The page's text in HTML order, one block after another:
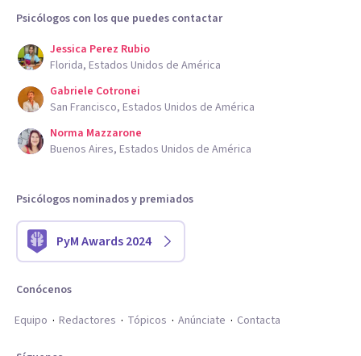
Psicólogos con los que puedes contactar
Jessica Perez Rubio
Florida, Estados Unidos de América
Gabriele Cotronei
San Francisco, Estados Unidos de América
Norma Mazzarone
Buenos Aires, Estados Unidos de América
Psicólogos nominados y premiados
PyM Awards 2024
Conócenos
Equipo
Redactores Tópicos Anúnciate Contacta